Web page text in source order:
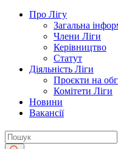
Про Лігу
Загальна
Члени Ліги
Керівництво
Статут
Діяльність Ліги
Проєкти на
Комітети Ліги
Новини
Вакансії